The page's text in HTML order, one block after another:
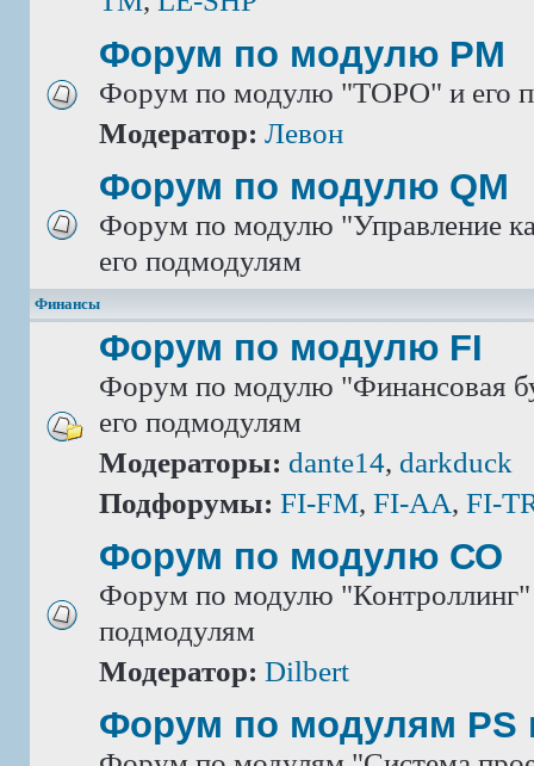
Форум по модулю РМ
Форум по модулю "ТОРО" и его
Модератор: Левон
Форум по модулю QM
Форум по модулю "Управление
его подмодулям
Финансы
Форум по модулю FI
Форум по модулю "Финансовая
его подмодулям
Модераторы: dante14, darkduck
Подфорумы: FI-FM, FI-AA, FI-
Форум по модулю СО
Форум по модулю "Контроллинг"
подмодулям
Модератор: Dilbert
Форум по модулям PS